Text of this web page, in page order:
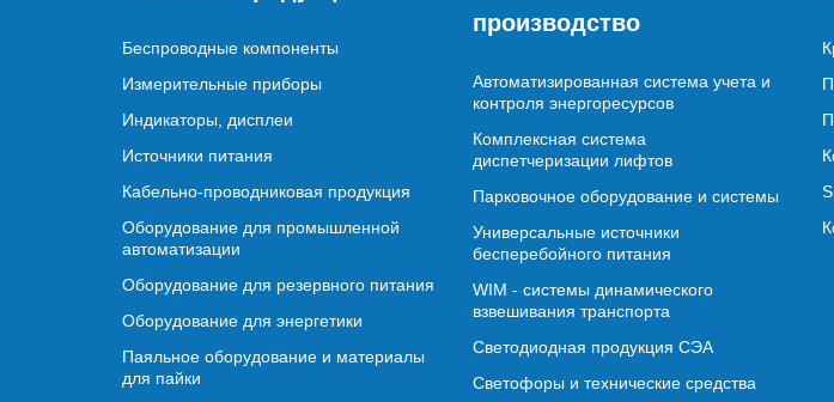
Беспроводные компоненты
Измерительные приборы
Индикаторы, дисплеи
Источники питания
Кабельно-проводниковая продукция
Оборудование для промышленной
автоматизации
Оборудование для резервного питания
Оборудование для энергетики
Паяльное оборудование и материалы
для пайки
производство
Автоматизированная система учета и
контроля энергоресурсов
Комплексная система
диспетчеризации лифтов
Парковочное оборудование и системы
Универсальные источники
бесперебойного питания
WIM - системы динамического
взвешивания транспорта
Светодиодная продукция СЭА
Светофоры и технические средства